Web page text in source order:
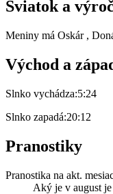
Sviatok a
Meniny má Oskár ,
Východ a
Slnko vychádza:5:24
Slnko zapadá:20:12
Pranostiky
Pranostika na akt.
Aký je v august